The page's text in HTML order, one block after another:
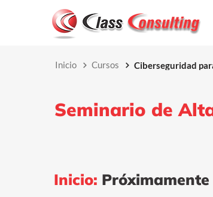
Seminario de
Inicio: Próximamente
Inicio Cursos Ciberseguridad